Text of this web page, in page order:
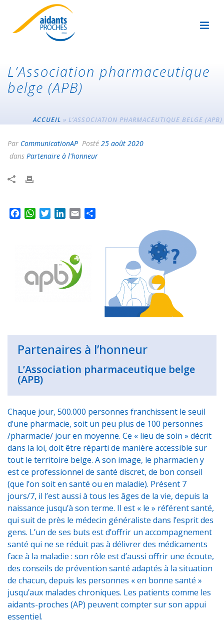
L’Association pharmaceutique
belge (APB)
ACCUEIL » L’ASSOCIATION PHARMACEUTIQUE BELGE (APB)
Par CommunicationAP Posté 25 août 2020
dans Partenaire à l'honneur
o
W
p
p
r
e
d
I
n
Partenaires à l’honneur
L’Association pharmaceutique belge
(APB)
Chaque jour, 500.000 personnes franchissent le seuil
d’une pharmacie, soit un peu plus de 100 personnes
/pharmacie/ jour en moyenne. Ce « lieu de soin » décrit
dans la loi, doit être réparti de manière accessible sur
tout le territoire belge. A son image, le pharmacien y
est ce professionnel de santé discret, de bon conseil
(que l’on soit en santé ou en maladie). Présent 7
jours/7, il l’est aussi à tous les âges de la vie, depuis la
naissance jusqu’à son terme. Il est « le » référent santé,
qui suit de près le médecin généraliste dans l’esprit des
gens. L’un de ses buts est d’offrir un accompagnement
santé qui ne se réduit pas à délivrer des médicaments
face à la maladie : son rôle est d’aussi offrir une écoute,
des conseils de prévention santé adaptés à la situation
de chacun, depuis les personnes « en bonne santé »
jusqu’aux malades chroniques. Les patients comme les
aidants-proches (AP) peuvent compter sur son appui
essentiel.